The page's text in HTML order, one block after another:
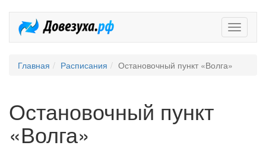
Главная Расписания Остановочный пункт «Волга»
Остановочный пункт
«Волга»